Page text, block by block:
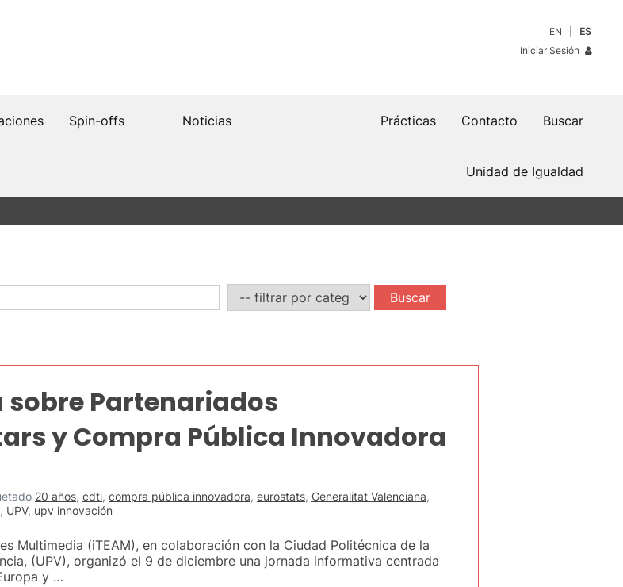
EN
ES
Iniciar Sesión
Spin-offs Buscar
Contacto
Prácticas
Noticias
Unidad de Igualdad
sobre Partenariados
y Compra Pública Innovadora
20 años, cdti, compra pública innovadora, eurostats, Generalitat Valenciana,
, UPV, upv innovación
Multimedia (iTEAM), en colaboración con la Ciudad Politécnica de la
(UPV), organizó el 9 de diciembre una jornada informativa centrada
y …